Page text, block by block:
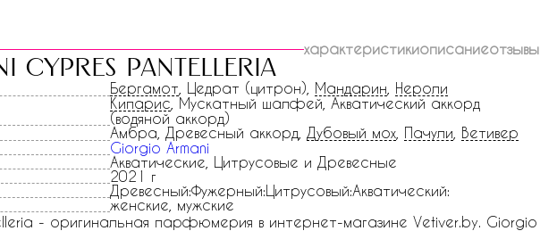
характеристикиописаниеотзывы
cypres pantelleria
Бергамот , Цедрат (цитрон), Мандарин Нероли
Кипарис , Мускатный шалфей, Акватический аккорд
(водяной аккорд)
Амбра, Древесный аккорд, Дубовый мох Пачули Ветивер
Giorgio Armani
Акватические, Цитрусовые и Древесные
2021 г
Древесный:Фужерный:Цитрусовый:Акватический:
женские, мужские
- оригинальная парфюмерия в интернет-магазине Vetiver.by. Giorgio